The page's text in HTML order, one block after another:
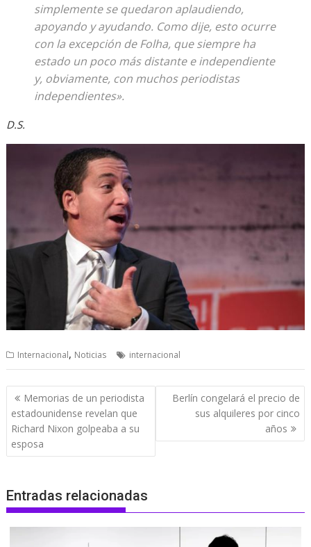
simplemente se quedaron aplaudiendo,
apoyando y ayudando. Como dije, esto ocurre
con la excepción de Folha, que siempre ha
estado un poco más distante e independiente
y, obviamente, con muchos periodistas
independientes».
D.S.
Internacional, Noticias internacional
Navegación
de
entradas
Memorias de un periodista
estadounidense revelan que
Richard Nixon golpeaba a su
esposa
Berlín congelará el precio de
sus alquileres por cinco
años
Entradas relacionadas